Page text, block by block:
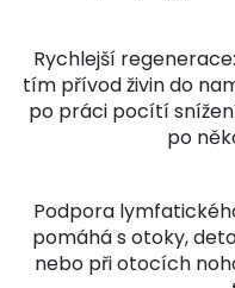
Rychlejší
tím přívod živin do
po práci pocítí
po
Podpora
pomáhá s otoky,
nebo při otocích